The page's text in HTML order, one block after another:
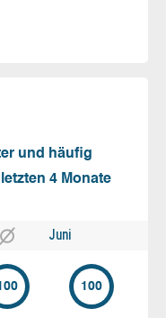
und häufig
4 Monate
Juni
100